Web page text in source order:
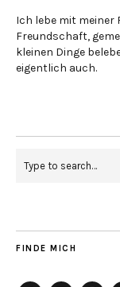
Ich lebe mit meiner
Freundschaft,
kleinen Dinge
eigentlich auch.
FINDE MICH